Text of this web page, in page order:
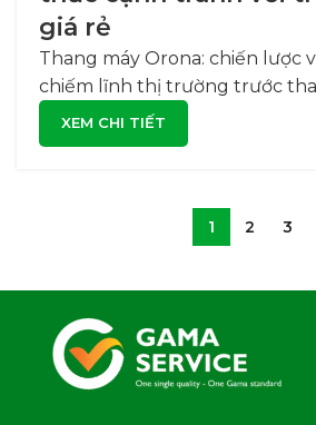
giá rẻ
Thang máy Orona: chiến lược
chiếm lĩnh thị trường trước
XEM CHI TIẾT
1 2 3